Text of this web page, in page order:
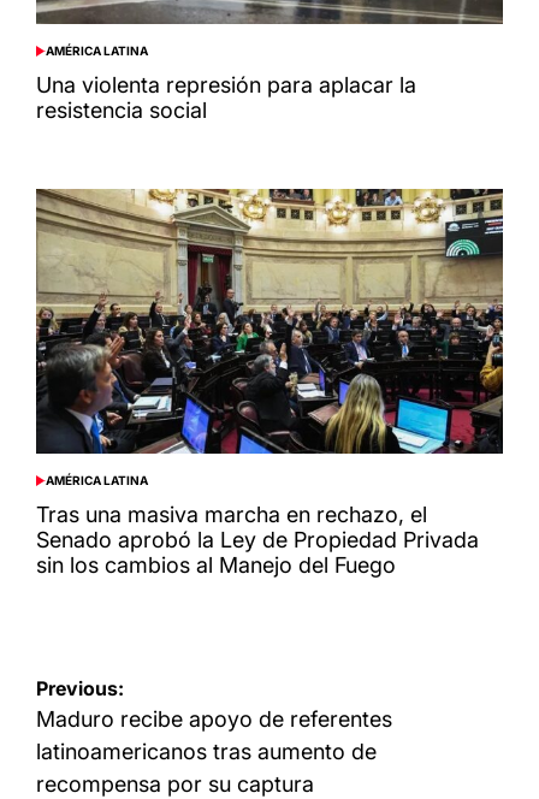
POSTED
IN
AMÉRICA LATINA
Una violenta represión para aplacar la
resistencia social
POSTED
IN
AMÉRICA LATINA
Tras una masiva marcha en rechazo, el
Senado aprobó la Ley de Propiedad Privada
sin los cambios al Manejo del Fuego
Navegación
de
entradas
Previous:
Maduro recibe apoyo de referentes
latinoamericanos tras aumento de
recompensa por su captura